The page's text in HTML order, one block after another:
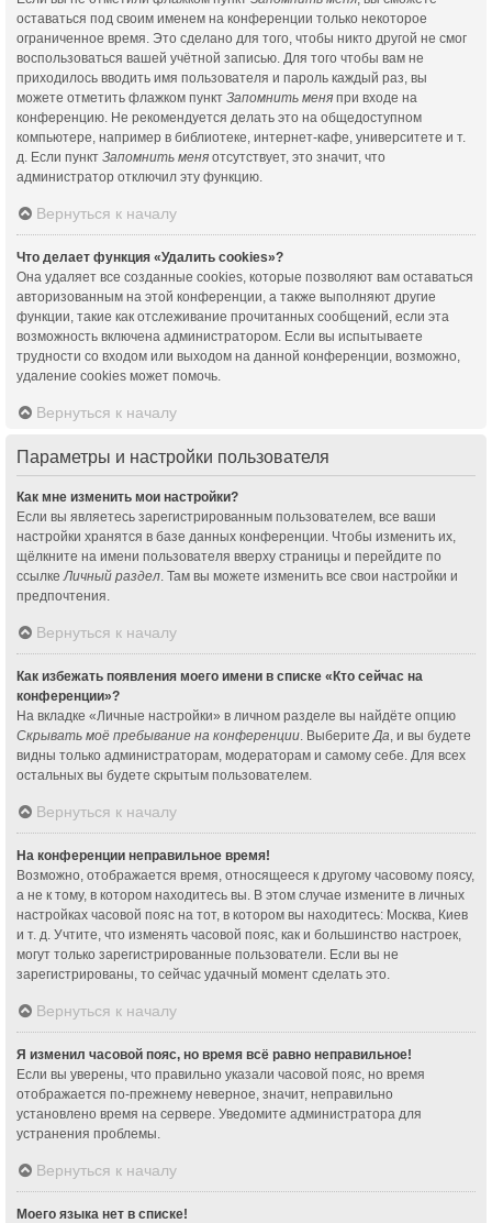
оставаться под своим именем на конференции только некоторое
ограниченное время. Это сделано для того, чтобы никто другой не смог
воспользоваться вашей учётной записью. Для того чтобы вам не
приходилось вводить имя пользователя и пароль каждый раз, вы
можете отметить флажком пункт Запомнить меня при входе на
конференцию. Не рекомендуется делать это на общедоступном
компьютере, например в библиотеке, интернет-кафе, университете и т.
д. Если пункт Запомнить меня отсутствует, это значит, что
администратор отключил эту функцию.
Вернуться к началу
Что делает функция «Удалить cookies»?
Она удаляет все созданные cookies, которые позволяют вам оставаться
авторизованным на этой конференции, а также выполняют другие
функции, такие как отслеживание прочитанных сообщений, если эта
возможность включена администратором. Если вы испытываете
трудности со входом или выходом на данной конференции, возможно,
удаление cookies может помочь.
Вернуться к началу
Параметры и настройки пользователя
Как мне изменить мои настройки?
Если вы являетесь зарегистрированным пользователем, все ваши
настройки хранятся в базе данных конференции. Чтобы изменить их,
щёлкните на имени пользователя вверху страницы и перейдите по
ссылке Личный раздел . Там вы можете изменить все свои настройки и
предпочтения.
Вернуться к началу
Как избежать появления моего имени в списке «Кто сейчас на
конференции»?
На вкладке «Личные настройки» в личном разделе вы найдёте опцию
Скрывать моё пребывание на конференции . Выберите Да , и вы будете
видны только администраторам, модераторам и самому себе. Для всех
остальных вы будете скрытым пользователем.
Вернуться к началу
На конференции неправильное время!
Возможно, отображается время, относящееся к другому часовому поясу,
а не к тому, в котором находитесь вы. В этом случае измените в личных
настройках часовой пояс на тот, в котором вы находитесь: Москва, Киев
и т. д. Учтите, что изменять часовой пояс, как и большинство настроек,
могут только зарегистрированные пользователи. Если вы не
зарегистрированы, то сейчас удачный момент сделать это.
Вернуться к началу
Я изменил часовой пояс, но время всё равно неправильное!
Если вы уверены, что правильно указали часовой пояс, но время
отображается по-прежнему неверное, значит, неправильно
установлено время на сервере. Уведомите администратора для
устранения проблемы.
Вернуться к началу
Моего языка нет в списке!